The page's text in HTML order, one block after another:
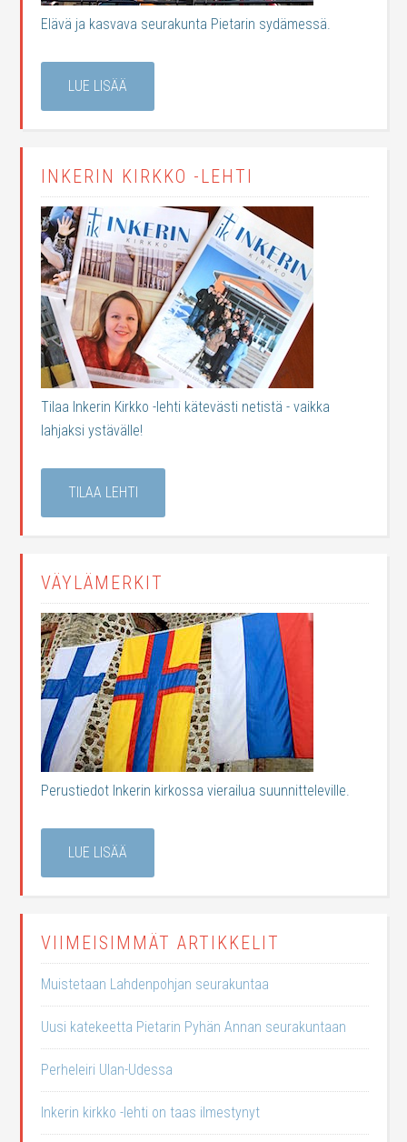
Elävä ja kasvava seurakunta Pietarin sydämessä.
LUE LISÄÄ
INKERIN KIRKKO -LEHTI
Tilaa Inkerin Kirkko -lehti kätevästi netistä - vaikka
lahjaksi ystävälle!
TILAA LEHTI
VÄYLÄMERKIT
Perustiedot Inkerin kirkossa vierailua suunnitteleville.
LUE LISÄÄ
VIIMEISIMMÄT ARTIKKELIT
Muistetaan Lahdenpohjan seurakuntaa
Uusi katekeetta Pietarin Pyhän Annan seurakuntaan
Perheleiri Ulan-Udessa
Inkerin kirkko -lehti on taas ilmestynyt